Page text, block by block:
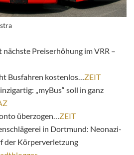
Preiserhöhung im VRR –
Busfahren kostenlos…ZEIT
„myBus“ soll in ganz
überzogen…ZEIT
in Dortmund: Neonazi-
der Körperverletzung